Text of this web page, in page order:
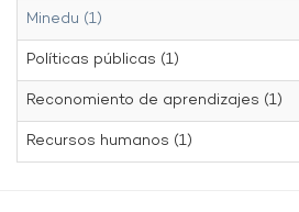
Minedu (1)
Políticas públicas (1)
Reconomiento de aprendizajes (1)
Recursos humanos (1)